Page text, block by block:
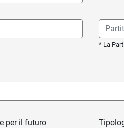
* La
per il futuro